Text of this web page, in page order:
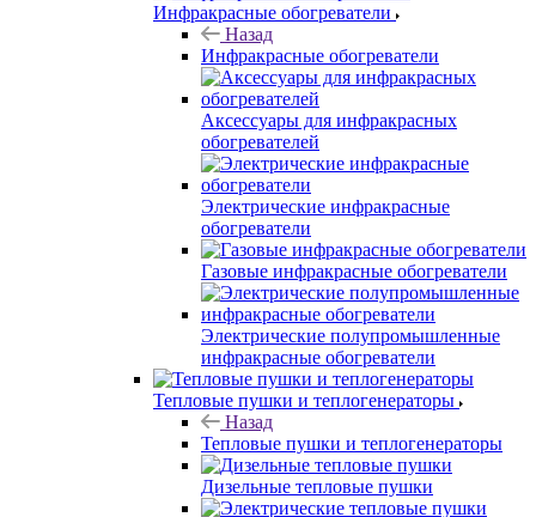
Инфракрасные обогреватели
Назад
Инфракрасные обогреватели
Аксессуары для инфракрасных
обогревателей
Электрические инфракрасные
обогреватели
Газовые инфракрасные обогреватели
Электрические полупромышленные
инфракрасные обогреватели
Тепловые пушки и теплогенераторы
Назад
Тепловые пушки и теплогенераторы
Дизельные тепловые пушки